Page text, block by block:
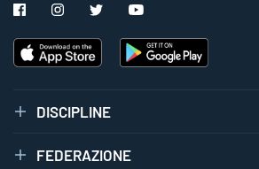
DISCIPLINE
FEDERAZIONE